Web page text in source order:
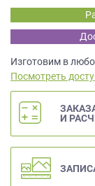
Изготовим в
Посмотреть
И